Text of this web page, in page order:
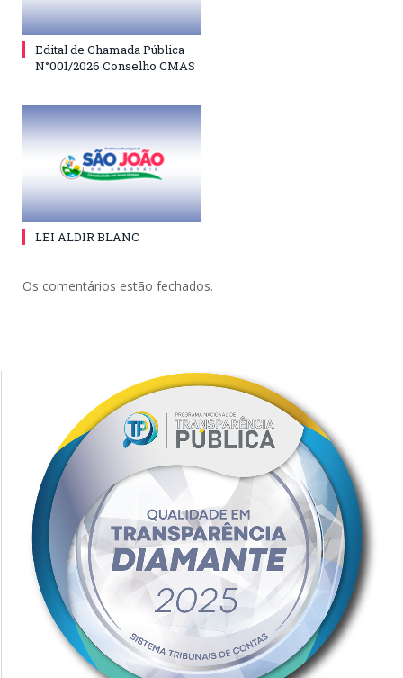
Edital de Chamada Pública
N°001/2026 Conselho CMAS
LEI ALDIR BLANC
Os comentários estão fechados.